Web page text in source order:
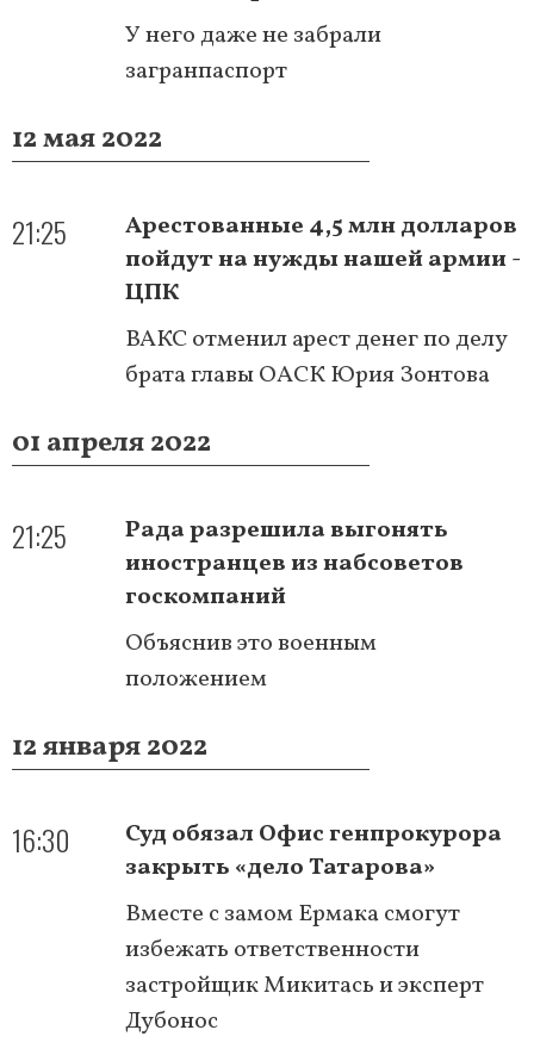
У него даже не забрали
загранпаспорт
12 мая 2022
21:25
Арестованные 4,5 млн долларов
пойдут на нужды нашей армии -
ЦПК
ВАКС отменил арест денег по делу
брата главы ОАСК Юрия Зонтова
01 апреля 2022
21:25
Рада разрешила выгонять
иностранцев из набсоветов
госкомпаний
Объяснив это военным
положением
12 января 2022
16:30
Суд обязал Офис генпрокурора
закрыть «дело Татарова»
Вместе с замом Ермака смогут
избежать ответственности
застройщик Микитась и эксперт
Дубонос